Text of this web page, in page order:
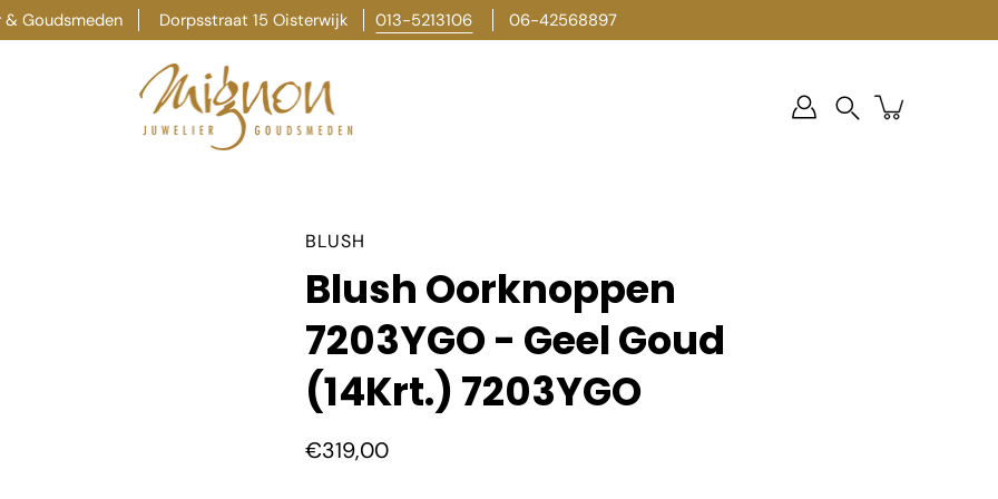
& Goudsmeden Dorpsstraat 15 Oisterwijk 013-5213106 06-42568897
BLUSH
Blush Oorknoppen
7203YGO - Geel Goud
(14Krt.) 7203YGO
€319,00